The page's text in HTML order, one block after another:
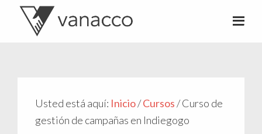
Usted está aquí: Inicio/Cursos/Curso de
gestión de campañas en Indiegogo